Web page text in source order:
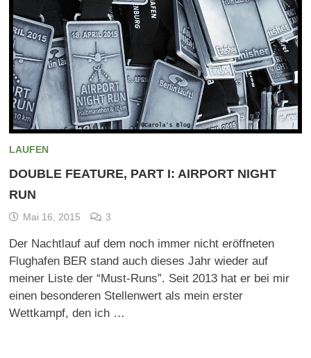
LAUFEN
DOUBLE FEATURE, PART I: AIRPORT NIGHT
RUN
Mai 16, 2015 3
Der Nachtlauf auf dem noch immer nicht eröffneten
Flughafen BER stand auch dieses Jahr wieder auf
meiner Liste der “Must-Runs”. Seit 2013 hat er bei mir
einen besonderen Stellenwert als mein erster
Wettkampf, den ich …